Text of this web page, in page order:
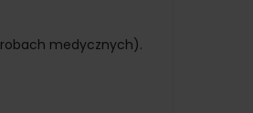
medycznych).